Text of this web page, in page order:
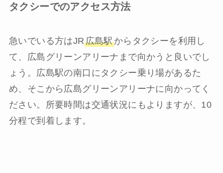
タクシーでのアクセス方法
急いでいる方はJR広島駅からタクシーを利用し
て、広島グリーンアリーナまで向かうと良いでし
ょう。広島駅の南口にタクシー乗り場があるた
め、そこから広島グリーンアリーナに向かってく
ださい。所要時間は交通状況にもよりますが、10
分程で到着します。